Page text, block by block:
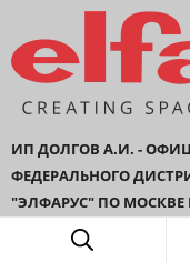
ИП ДОЛГОВ А.И. -
ФЕДЕРАЛЬНОГО
"ЭЛФАРУС" ПО